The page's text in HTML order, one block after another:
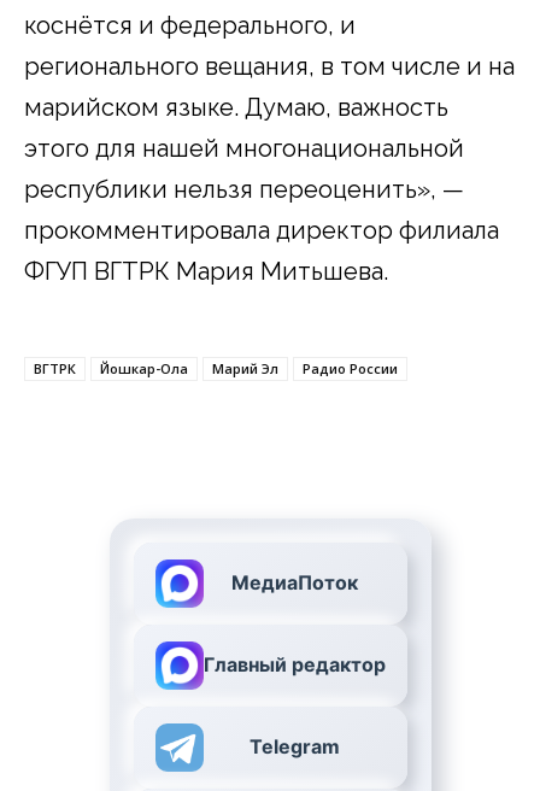
коснётся и федерального, и
регионального вещания, в том числе и на
марийском языке. Думаю, важность
этого для нашей многонациональной
республики нельзя переоценить», —
прокомментировала директор филиала
ФГУП ВГТРК Мария Митьшева.
ВГТРК Йошкар-Ола Марий Эл Радио России
МедиаПоток
Главный редактор
Telegram